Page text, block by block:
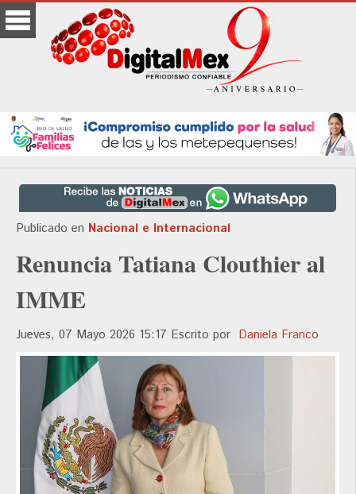
Publicado en Nacional e Internacional
Renuncia Tatiana Clouthier al
IMME
Jueves, 07 Mayo 2026 15:17 Escrito por Daniela Franco